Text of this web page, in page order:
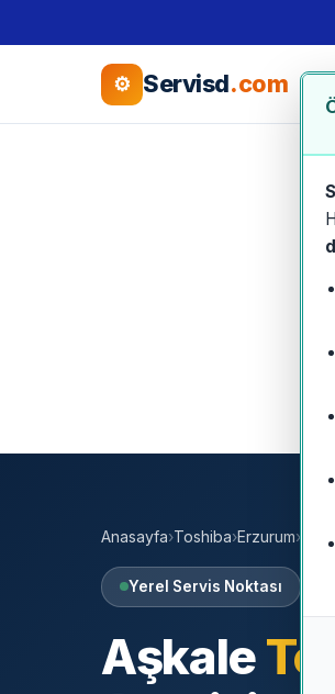
⚙ Servisd.com
Anasayfa›Toshiba›Erzurum›
Yerel Servis Noktası
Aşkale